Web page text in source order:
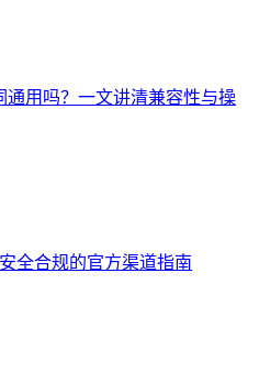
通用吗？一文讲清兼容性与操
全合规的官方渠道指南